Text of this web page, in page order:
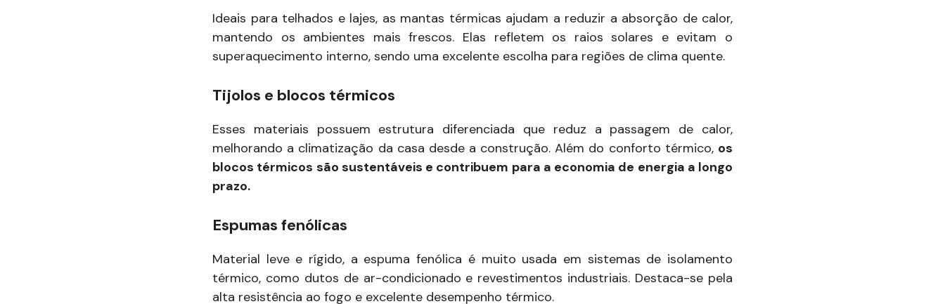
Ideais para telhados e lajes, as mantas térmicas ajudam a reduzir a absorção de calor,
mantendo os ambientes mais frescos. Elas refletem os raios solares e evitam o
superaquecimento interno, sendo uma excelente escolha para regiões de clima quente.
Tijolos e blocos térmicos
Esses materiais possuem estrutura diferenciada que reduz a passagem de calor,
melhorando a climatização da casa desde a construção. Além do conforto térmico, os
blocos térmicos são sustentáveis e contribuem para a economia de energia a longo
prazo.
Espumas fenólicas
Material leve e rígido, a espuma fenólica é muito usada em sistemas de isolamento
térmico, como dutos de ar-condicionado e revestimentos industriais. Destaca-se pela
alta resistência ao fogo e excelente desempenho térmico.